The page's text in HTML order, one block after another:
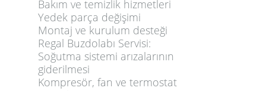
Bakım ve temizlik hizmetleri
Yedek parça değişimi
Montaj ve kurulum desteği
Regal Buzdolabı Servisi:
Soğutma sistemi arızalarının
giderilmesi
Kompresör, fan ve termostat